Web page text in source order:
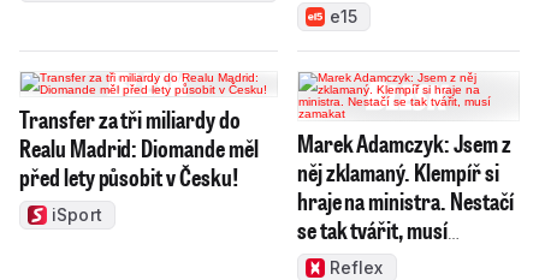
e15
Transfer za tři miliardy do
Realu Madrid: Diomande měl
před lety působit v Česku!
iSport
Marek Adamczyk: Jsem z
něj zklamaný. Klempíř si
hraje na ministra. Nestačí
se tak tvářit, musí
zamakat
Reflex